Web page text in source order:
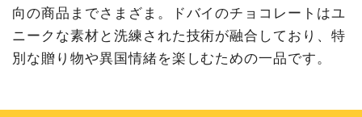
向の商品までさまざま。ドバイのチョコレートはユ
ニークな素材と洗練された技術が融合しており、特
別な贈り物や異国情緒を楽しむための一品です。